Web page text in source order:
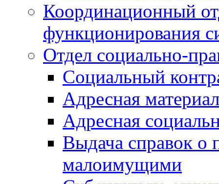
Координационный
функционирования
Отдел социально-
Социальный
Адресная
Адресная
Выдача справок о
малоимущими